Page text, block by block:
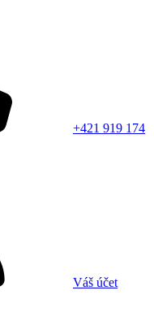
+421 919 174
Váš účet